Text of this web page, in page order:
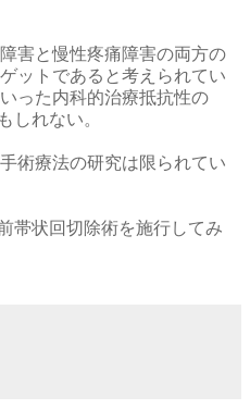
害と慢性疼痛障害の両方の
ットであると考えられてい
った内科的治療抵抗性の
しれない。
術療法の研究は限られてい
帯状回切除術を施行してみ